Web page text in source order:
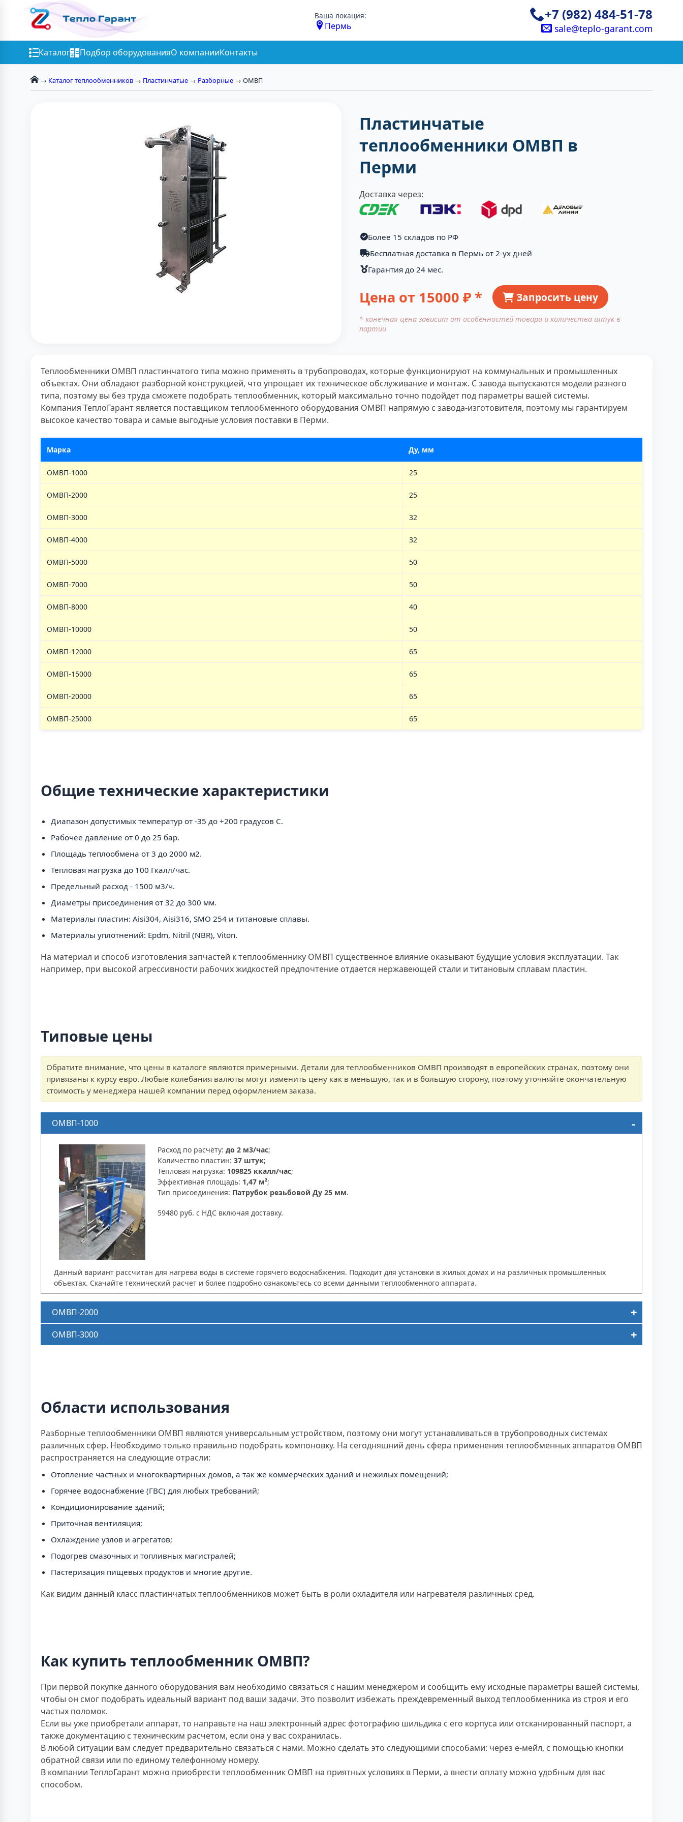
Ваша локация:
Пермь
+7 (982) 484-51-78
sale@teplo-garant.com
Каталог Подбор оборудованияО компанииКонтакты
→ Каталог теплообменников → Пластинчатые → Разборные → ОМВП
Пластинчатые
теплообменники ОМВП в
Перми
Доставка через:
Более 15 складов по РФ
Бесплатная доставка в Пермь от 2-ух дней
Гарантия до 24 мес.
Цена от 15000 ₽ * Запросить цену
* конечная цена зависит от особенностей товара и количества штук в
партии
Теплообменники ОМВП пластинчатого типа можно применять в трубопроводах, которые функционируют на коммунальных и промышленных
объектах. Они обладают разборной конструкцией, что упрощает их техническое обслуживание и монтаж. С завода выпускаются модели разного
типа, поэтому вы без труда сможете подобрать теплообменник, который максимально точно подойдет под параметры вашей системы.
Компания ТеплоГарант является поставщиком теплообменного оборудования ОМВП напрямую с завода-изготовителя, поэтому мы гарантируем
высокое качество товара и самые выгодные условия поставки в Перми.
Марка Ду, мм
ОМВП-1000 25
ОМВП-2000 25
ОМВП-3000 32
ОМВП-4000 32
ОМВП-5000 50
ОМВП-7000 50
ОМВП-8000 40
ОМВП-10000 50
ОМВП-12000 65
ОМВП-15000 65
ОМВП-20000 65
ОМВП-25000 65
Общие технические характеристики
Диапазон допустимых температур от -35 до +200 градусов C.
Рабочее давление от 0 до 25 бар.
Площадь теплообмена от 3 до 2000 м2.
Тепловая нагрузка до 100 Гкалл/час.
Предельный расход - 1500 м3/ч.
Диаметры присоединения от 32 до 300 мм.
Материалы пластин: Aisi304, Aisi316, SMO 254 и титановые сплавы.
Материалы уплотнений: Epdm, Nitril (NBR), Viton.
На материал и способ изготовления запчастей к теплообменнику ОМВП существенное влияние оказывают будущие условия эксплуатации. Так
например, при высокой агрессивности рабочих жидкостей предпочтение отдается нержавеющей стали и титановым сплавам пластин.
Типовые цены
Обратите внимание, что цены в каталоге являются примерными. Детали для теплообменников ОМВП производят в европейских странах, поэтому они
привязаны к курсу евро. Любые колебания валюты могут изменить цену как в меньшую, так и в большую сторону, поэтому уточняйте окончательную
стоимость у менеджера нашей компании перед оформлением заказа.
ОМВП-1000
Расход по расчёту: до 2 м3/час;
Количество пластин: 37 штук;
Тепловая нагрузка: 109825 ккалл/час;
Эффективная площадь: 1,47 м²;
Тип присоединения: Патрубок резьбовой Ду 25 мм.
59480 руб. с НДС включая доставку.
Данный вариант рассчитан для нагрева воды в системе горячего водоснабжения. Подходит для установки в жилых домах и на различных промышленных
объектах. Скачайте технический расчет и более подробно ознакомьтесь со всеми данными теплообменного аппарата.
ОМВП-2000
ОМВП-3000
Области использования
Разборные теплообменники ОМВП являются универсальным устройством, поэтому они могут устанавливаться в трубопроводных системах
различных сфер. Необходимо только правильно подобрать компоновку. На сегодняшний день сфера применения теплообменных аппаратов ОМВП
распространяется на следующие отрасли:
Отопление частных и многоквартирных домов, а так же коммерческих зданий и нежилых помещений;
Горячее водоснабжение (ГВС) для любых требований;
Кондиционирование зданий;
Приточная вентиляция;
Охлаждение узлов и агрегатов;
Подогрев смазочных и топливных магистралей;
Пастеризация пищевых продуктов и многие другие.
Как видим данный класс пластинчатых теплообменников может быть в роли охладителя или нагревателя различных сред.
Как купить теплообменник ОМВП?
При первой покупке данного оборудования вам необходимо связаться с нашим менеджером и сообщить ему исходные параметры вашей системы,
чтобы он смог подобрать идеальный вариант под ваши задачи. Это позволит избежать преждевременный выход теплообменника из строя и его
частых поломок.
Если вы уже приобретали аппарат, то направьте на наш электронный адрес фотографию шильдика с его корпуса или отсканированный паспорт, а
также документацию с техническим расчетом, если она у вас сохранилась.
В любой ситуации вам следует предварительно связаться с нами. Можно сделать это следующими способами: через е-мейл, с помощью кнопки
обратной связи или по единому телефонному номеру.
В компании ТеплоГарант можно приобрести теплообменник ОМВП на приятных условиях в Перми, а внести оплату можно удобным для вас
способом.